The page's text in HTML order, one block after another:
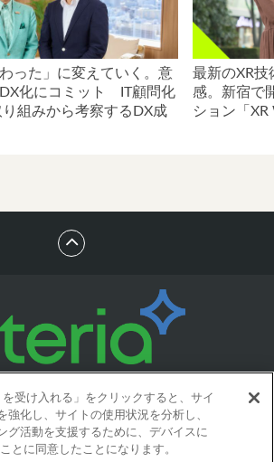
った」に変えていく。意
化にコミット IT顧問化
組みから考察するDX成
最新のXR技
感。新宿で
ション「
を受け入れる」をクリックすると、サイ
強化し、サイトの使用状況を分析し、
グ活動を支援するために、デバイスに
とに同意したことになります。